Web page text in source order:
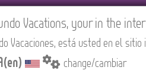
US CONTACT
Vacations, your in the
Vacaciones, está usted en el
change/cambiar